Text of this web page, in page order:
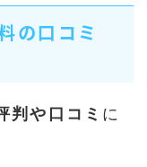
の口コミ
判や口コミ に